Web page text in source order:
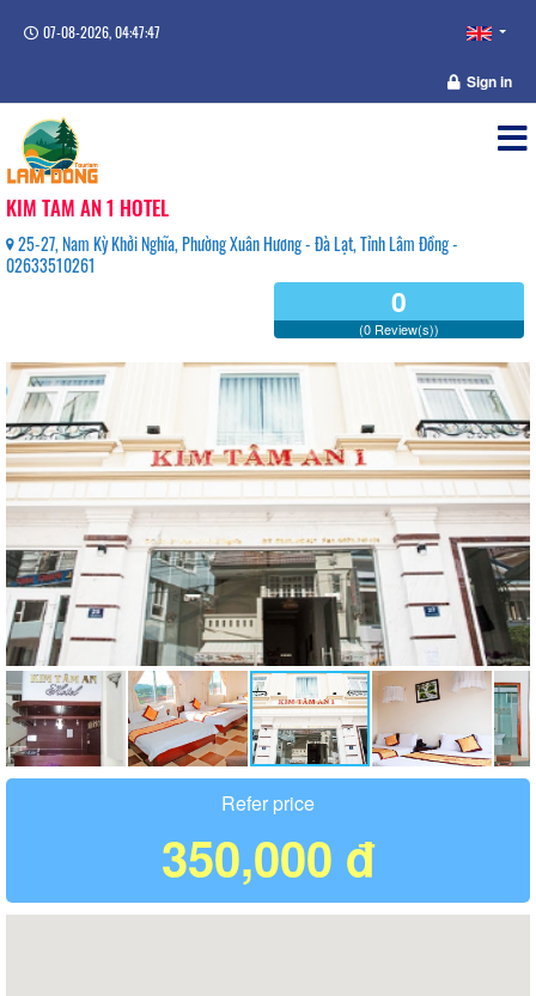
07-08-2026, 04:47:47
Sign in
KIM TAM AN 1 HOTEL
25-27, Nam Kỳ Khởi Nghĩa, Phường Xuân Hương - Đà Lạt, Tỉnh Lâm Đồng -
02633510261
0
(0 Review(s))
Refer price
350,000 đ